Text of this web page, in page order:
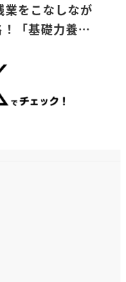
をこなしなが
！「基礎力養…